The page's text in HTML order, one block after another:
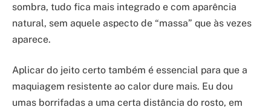
sombra, tudo fica mais integrado e com aparência
natural, sem aquele aspecto de “massa” que às vezes
aparece.
Aplicar do jeito certo também é essencial para que a
maquiagem resistente ao calor dure mais. Eu dou
umas borrifadas a uma certa distância do rosto, em